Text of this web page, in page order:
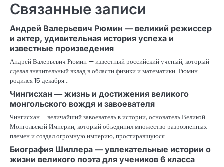
Связанные записи
Андрей Валерьевич Рюмин — великий режиссер
и актер, удивительная история успеха и
известные произведения
Андрей Валерьевич Рюмин — известный российский ученый, который
сделал значительный вклад в области физики и математики. Рюмин
родился 15 декабря…
Чингисхан — жизнь и достижения великого
монгольского вождя и завоевателя
Чингисхан – величайший завоеватель в истории, основатель Великой
Монгольской Империи, который объединил множество разрозненных
племен и создал огромную империю, простиравшуюся…
Биография Шиллера — увлекательные истории о
жизни великого поэта для учеников 6 класса